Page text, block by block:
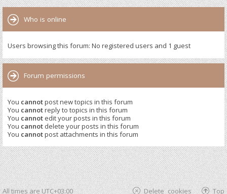
Who is online
Users browsing this forum: No registered users and 1 guest
Forum permissions
You cannotpost new topics in this forum
You cannotreply to topics in this forum
You cannot edit your posts in this forum
You cannot delete your posts in this forum
You cannotpost attachments in this forum
All times areUTC+03:00 Top
Delete cookies